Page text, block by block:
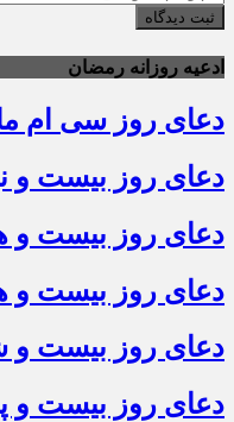
ثبت دیدگاه
ادعیه روزانه رمضان
دعای روز سی ام
دعای روز بیست و
دعای روز بیست و
دعای روز بیست و
دعای روز بیست و
دعای روز بیست و